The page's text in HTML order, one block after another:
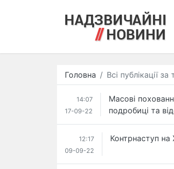
Головна Всі публікації
14:07
17-09-22
Масові
подробиці та
12:17
09-09-22
Контрнаступ на